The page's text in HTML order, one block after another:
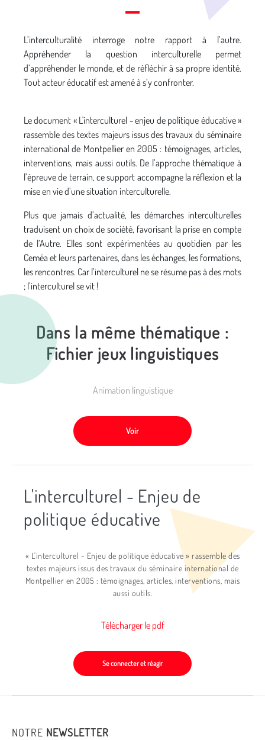
L’interculturalité interroge notre rapport à l’autre.
Appréhender la question interculturelle permet
d’appréhender le monde, et de réfléchir à sa propre identité.
Tout acteur éducatif est amené à s’y confronter.
Le document « L'interculturel - enjeu de politique éducative »
rassemble des textes majeurs issus des travaux du séminaire
international de Montpellier en 2005 : témoignages, articles,
interventions, mais aussi outils. De l’approche thématique à
l’épreuve de terrain, ce support accompagne la réflexion et la
mise en vie d’une situation interculturelle.
Plus que jamais d’actualité, les démarches interculturelles
traduisent un choix de société, favorisant la prise en compte
de l’Autre. Elles sont expérimentées au quotidien par les
Ceméa et leurs partenaires, dans les échanges, les formations,
les rencontres. Car l’interculturel ne se résume pas à des mots
; l’interculturel se vit !
Dans la même thématique :
Fichier jeux linguistiques
Animation linguistique
Voir
L'interculturel - Enjeu de
politique éducative
« L'interculturel - Enjeu de politique éducative » rassemble des
textes majeurs issus des travaux du séminaire international de
Montpellier en 2005 : témoignages, articles, interventions, mais
aussi outils.
Télécharger le pdf
Se connecter et réagir
NOTRE NEWSLETTER